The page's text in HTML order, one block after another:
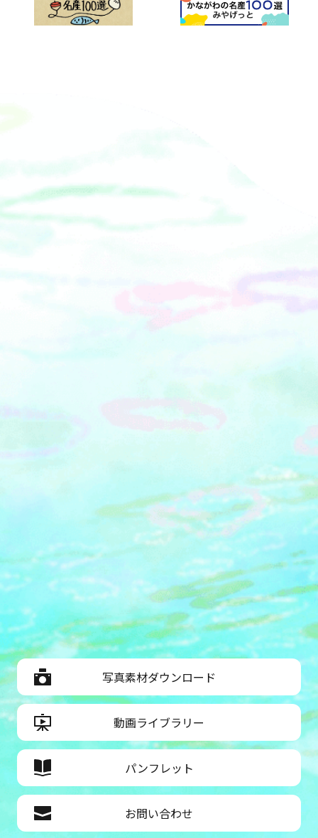
写真素材ダウンロード
動画ライブラリー
パンフレット
お問い合わせ